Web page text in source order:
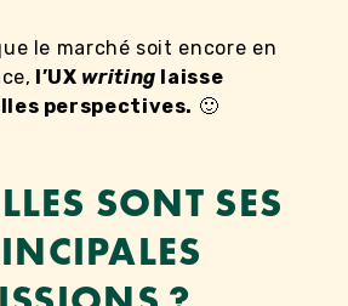
le marché soit encore en
l’UX writing laisse
perspectives. 🙂
SONT SES